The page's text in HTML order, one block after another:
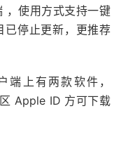
，使用方式支持一键
已停止更新，更推荐
端上有两款软件，
Apple ID 方可下载